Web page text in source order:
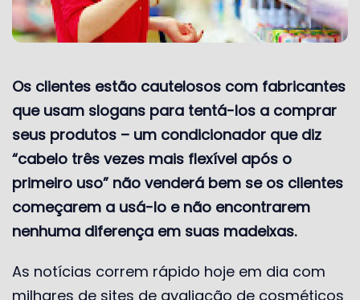
Os clientes estão cautelosos com fabricantes
que usam slogans para tentá-los a comprar
seus produtos – um condicionador que diz
“cabelo três vezes mais flexível após o
primeiro uso” não venderá bem se os clientes
começarem a usá-lo e não encontrarem
nenhuma diferença em suas madeixas.
As notícias correm rápido hoje em dia com
milhares de sites de avaliação de cosméticos